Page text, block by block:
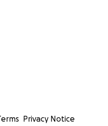
Privacy Notice